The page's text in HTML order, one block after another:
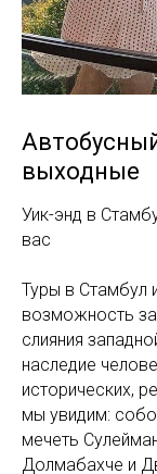
выходные
Уик-энд в
вас
Туры в Стамбул
возможность
слияния
наследие
исторических,
мы увидим:
мечеть
Долмабахче и